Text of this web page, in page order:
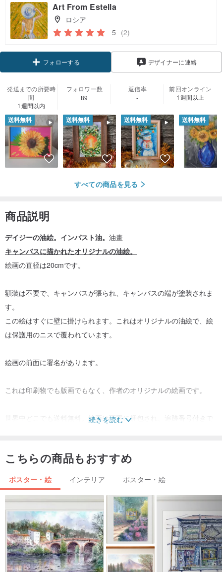
Art From Estella
ロシア
5 (2)
フォローする デザイナーに連絡
発送までの所要時
間
1週間以内
フォロワー数
89
返信率
-
前回オンライン
1週間以上
送料無料 送料無料 送料無料 送料無料
すべての商品を見る
商品説明
デイジーの油絵。インパスト油。 油畫
キャンバスに描かれたオリジナルの油絵。
絵画の直径は20cmです。
額装は不要で、キャンバスが張られ、キャンバスの端が塗装されま
す。
この絵はすぐに壁に掛けられます。これはオリジナルの油絵で、絵
は保護用のニスで覆われています。
絵画の前面に署名があります。
これは印刷物でも版画でもなく、作者のオリジナルの絵画です。
世界中どこでも送料無料。絵画は丁寧に梱包され、追跡番号付きで
色は画面に表示されるものと若干異なる場合があります。ただし、
ご質問がございましたらお気軽にお問い合わせください。
続きを読む
こちらの商品もおすすめ
ポスター・絵 インテリア ポスター・絵